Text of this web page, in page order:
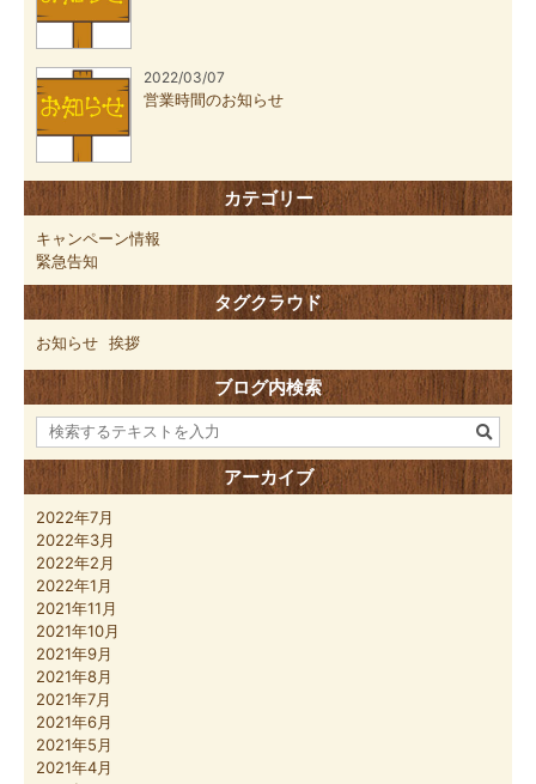
2022/03/07
営業時間のお知らせ
カテゴリー
キャンペーン情報
緊急告知
タグクラウド
お知らせ 挨拶
ブログ内検索
アーカイブ
2022年7月
2022年3月
2022年2月
2022年1月
2021年11月
2021年10月
2021年9月
2021年8月
2021年7月
2021年6月
2021年5月
2021年4月